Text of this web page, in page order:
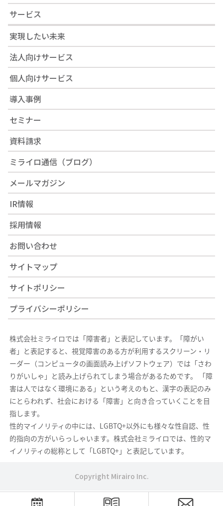
サービス
実現したい未来
法人向けサービス
個人向けサービス
導入事例
セミナー
資料請求
ミライロ通信（ブログ）
メールマガジン
IR情報
採用情報
お問い合わせ
サイトマップ
サイトポリシー
プライバシーポリシー
株式会社ミライロでは「障害者」と表記しています。「障がい
者」と表記すると、視覚障害のある方が利用するスクリーン・リ
ーダー（コンピュータの画面読み上げソフトウェア）では「さわ
りがいしゃ」と読み上げられてしまう場合があるためです。 「障
害は人ではなく環境にある」という考えのもと、漢字の表記のみ
にとらわれず、社会における「障害」と向き合っていくことを目
指します。
性的マイノリティの中には、LGBTQ+以外にも様々な性自認、性
的指向の方がいらっしゃいます。株式会社ミライロでは、性的マ
イノリティの総称として「LGBTQ+」と表記しています。
Copyright Mirairo Inc.